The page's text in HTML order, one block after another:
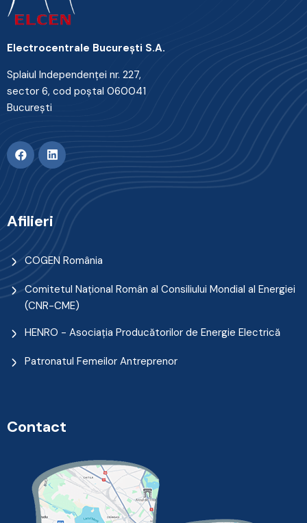
Electrocentrale Bucureşti S.A.
Splaiul Independenţei nr. 227,
sector 6, cod poştal 060041
Bucureşti
Afilieri
COGEN România
Comitetul Naţional Român al Consiliului Mondial al Energiei
(CNR-CME)
HENRO - Asociația Producătorilor de Energie Electrică
Patronatul Femeilor Antreprenor
Contact